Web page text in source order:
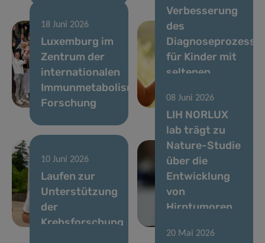
18 Juni 2026
Luxemburg im
Zentrum der
internationalen
Immunmetabolismus-
Forschung
Verbesserung
des
für Kinder mit
seltenen
Luxemburg
10 Juni 2026
Laufen zur
Unterstützung
der
Krebsforschung
08 Juni 2026
LIH NORLUX
lab trägt zu
Nature-Studie
über die
Entwicklung
von
Hirntumoren
20 Mai 2026